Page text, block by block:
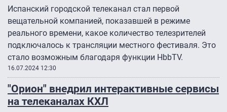
Испанский городской телеканал стал первой
вещательной компанией, показавшей в режиме
реального времени, какое количество телезрителей
подключалось к трансляции местного фестиваля. Это
стало возможным благодаря функции HbbTV.
16.07.2024 12:30
"Орион" внедрил интерактивные сервисы
на телеканалах КХЛ